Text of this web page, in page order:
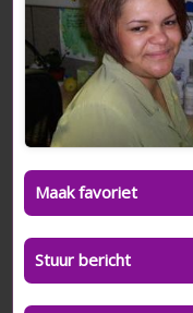
Maak favoriet
Stuur bericht